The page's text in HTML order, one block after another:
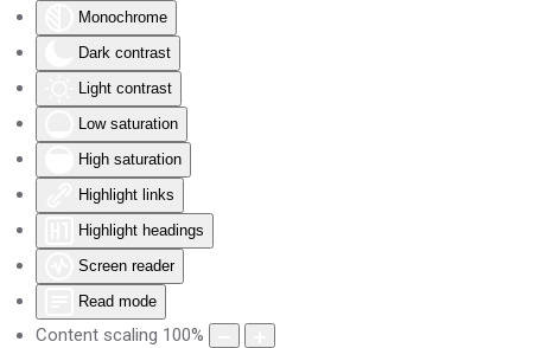
Monochrome
Dark contrast
Light contrast
Low saturation
High saturation
Highlight links
Highlight headings
Screen reader
Read mode
Content scaling 100%